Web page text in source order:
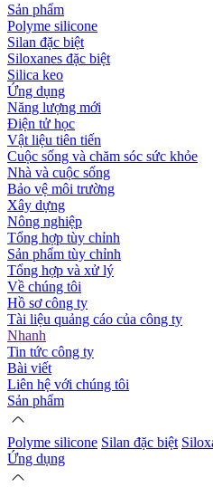
Sản phẩm
Polyme silicone
Silan đặc biệt
Siloxanes đặc biệt
Silica keo
Ứng dụng
Năng lượng mới
Điện tử học
Vật liệu tiên tiến
Cuộc sống và chăm sóc sức khỏe
Nhà và cuộc sống
Bảo vệ môi trường
Xây dựng
Nông nghiệp
Tổng hợp tùy chỉnh
Sản phẩm tùy chỉnh
Tổng hợp và xử lý
Về chúng tôi
Hồ sơ công ty
Tài liệu quảng cáo của công ty
Nhanh
Tin tức công ty
Bài viết
Liên hệ với chúng tôi
Sản phẩm
Polyme silicone Silan đặc biệt
Ứng dụng